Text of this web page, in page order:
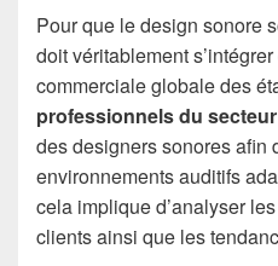
Pour que le design sonore
doit véritablement
commerciale globale des
professionnels du secteur
des designers sonores afin
environnements auditifs
cela implique d’analyser
clients ainsi que les